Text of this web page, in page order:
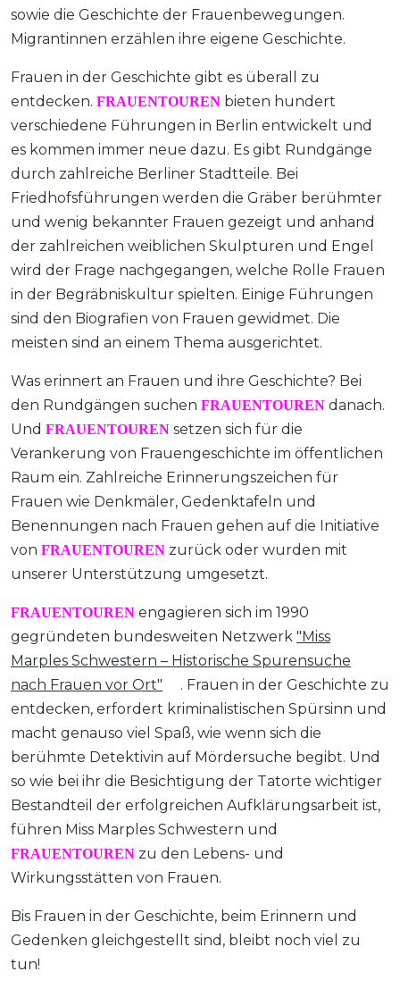
sowie die Geschichte der Frauenbewegungen.
Migrantinnen erzählen ihre eigene Geschichte.
Frauen in der Geschichte gibt es überall zu
entdecken. FRAUENTOUREN bieten hundert
verschiedene Führungen in Berlin entwickelt und
es kommen immer neue dazu. Es gibt Rundgänge
durch zahlreiche Berliner Stadtteile. Bei
Friedhofsführungen werden die Gräber berühmter
und wenig bekannter Frauen gezeigt und anhand
der zahlreichen weiblichen Skulpturen und Engel
wird der Frage nachgegangen, welche Rolle Frauen
in der Begräbniskultur spielten. Einige Führungen
sind den Biografien von Frauen gewidmet. Die
meisten sind an einem Thema ausgerichtet.
Was erinnert an Frauen und ihre Geschichte? Bei
den Rundgängen suchen FRAUENTOUREN danach.
Und FRAUENTOUREN setzen sich für die
Verankerung von Frauengeschichte im öffentlichen
Raum ein. Zahlreiche Erinnerungszeichen für
Frauen wie Denkmäler, Gedenktafeln und
Benennungen nach Frauen gehen auf die Initiative
von FRAUENTOUREN zurück oder wurden mit
unserer Unterstützung umgesetzt.
FRAUENTOUREN engagieren sich im 1990
gegründeten bundesweiten Netzwerk "Miss
Marples Schwestern – Historische Spurensuche
nach Frauen vor Ort"
. Frauen in der Geschichte zu
entdecken, erfordert kriminalistischen Spürsinn und
macht genauso viel Spaß, wie wenn sich die
berühmte Detektivin auf Mördersuche begibt. Und
so wie bei ihr die Besichtigung der Tatorte wichtiger
Bestandteil der erfolgreichen Aufklärungsarbeit ist,
führen Miss Marples Schwestern und
FRAUENTOUREN zu den Lebens- und
Wirkungsstätten von Frauen.
Bis Frauen in der Geschichte, beim Erinnern und
Gedenken gleichgestellt sind, bleibt noch viel zu
tun!